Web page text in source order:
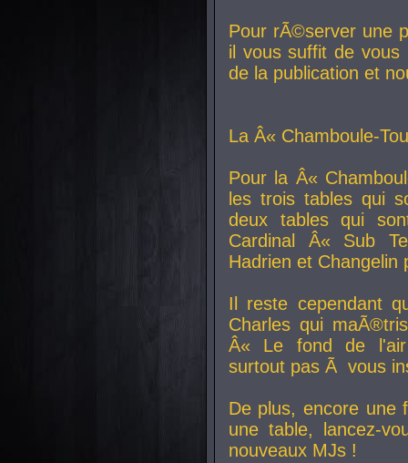
Pour rÃ©server une
il vous suffit de vous
de la publication et
La Â« Chamboule-
Pour la Â«
les trois tables qui
deux tables qui
Cardinal
Â« Sub
Hadrien et Changelin
Il reste cependant
Charles qui
Â« Le fond de
surtout pas Ã vous
De plus, encore une
une table, lancez-
nouveaux MJs !